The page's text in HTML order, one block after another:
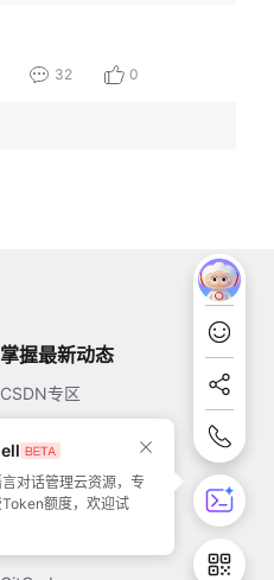
言对话管理云资源，专
额度，欢迎试
32 0
掌握最新动态
CSDN专区
51CTO